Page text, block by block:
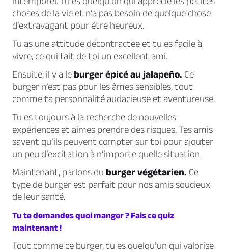
choses de la vie et n’a pas besoin de quelque chose
d’extravagant pour être heureux.
Tu as une attitude décontractée et tu es facile à
vivre, ce qui fait de toi un excellent ami.
Ensuite, il y a le burger épicé au jalapeño. Ce
burger n’est pas pour les âmes sensibles, tout
comme ta personnalité audacieuse et aventureuse.
Tu estoujours à la recherche de nouvelles
expériences et aimes prendre des risques.Tes amis
savent qu’ils peuvent compter sur toi pour ajouter
un peu d’excitation à n’importe quelle situation.
Maintenant, parlons du burger végétarien. Ce
type de burger est parfait pour nos amis soucieux
de leur santé.
Tu te demandes quoi manger ? Fais ce quiz
maintenant !
Tout comme ce burger, tu es quelqu’un qui valorise